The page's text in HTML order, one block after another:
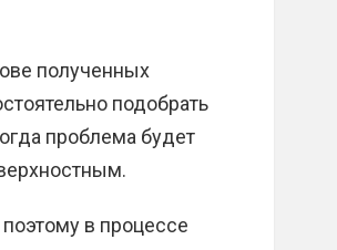
полученных
подобрать
проблема будет
в процессе